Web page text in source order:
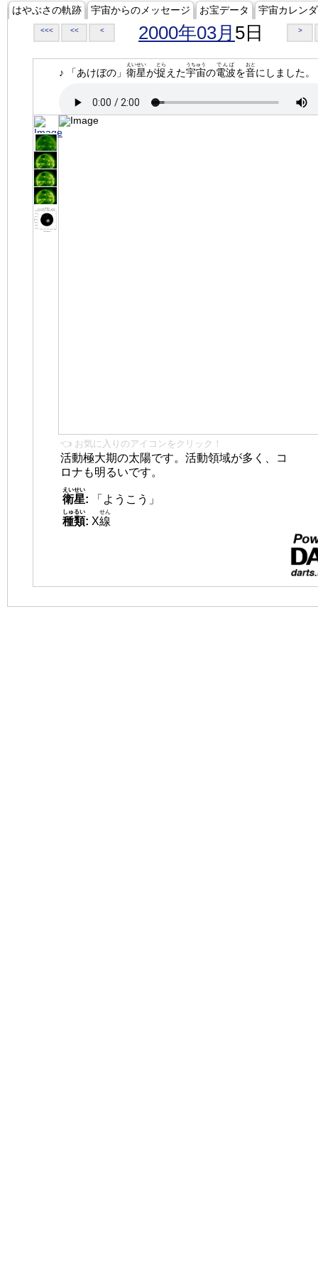
はやぶさの軌跡 宇宙からのメッセージ お宝データ 宇宙カレン
<<< << < 2000年03月 5日 >
♪ 「あけぼの」 衛星
えいせい
が捉
とら
えた宇宙
うちゅう
の電波
でんぱ
を音
おと
にしました。
👈 お気に入りのアイコンをクリック！
活動極大期の太陽です。活動領域が多く、コ
ロナも明るいです。
衛星
えいせい
:
「ようこう」
種類
しゅるい
: X線
せん